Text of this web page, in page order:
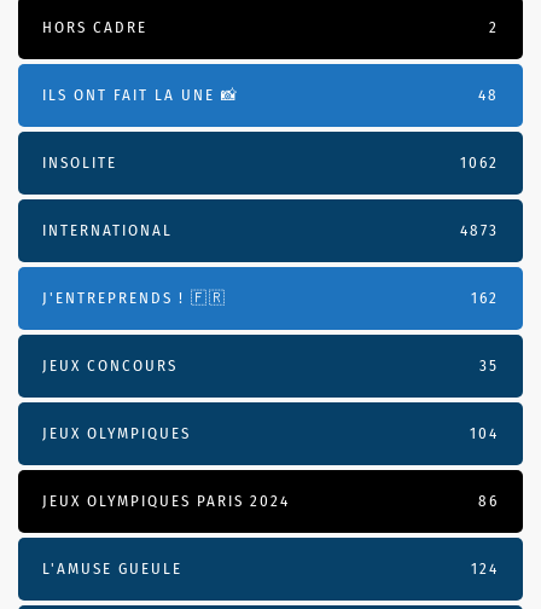
HORS CADRE 2
ILS ONT FAIT LA UNE 📸 48
INSOLITE 1062
INTERNATIONAL 4873
J'ENTREPRENDS ! 🇫🇷 162
JEUX CONCOURS 35
JEUX OLYMPIQUES 104
JEUX OLYMPIQUES PARIS 2024 86
L'AMUSE GUEULE 124